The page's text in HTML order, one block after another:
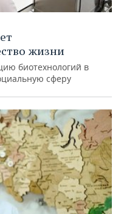
жизни
биотехнологий в
сферу